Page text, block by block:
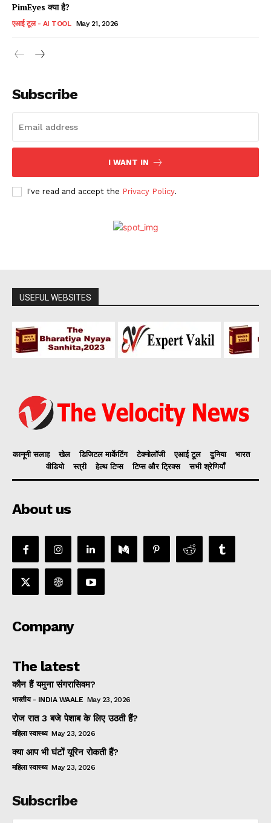
PimEyes क्या है?
एआई टूल - AI TOOL May 21, 2026
Subscribe
I WANT IN
I've read and accept the Privacy Policy.
USEFUL WEBSITES
कानूनी सलाह खेल डिजिटल मार्केटिंग टेक्नोलॉजी एआई टूल दुनिया
भारत
वीडियो
स्त्री हेल्थ टिप्स टिप्स और ट्रिक्स सभी श्रेणियाँ
About us
Company
The latest
कौन हैं यमुना संगरासिवम?
भारतीय - INDIA WAALE May 23, 2026
रोज रात 3 बजे पेशाब के लिए उठती हैं?
महिला स्वास्थ्य May 23, 2026
क्या आप भी घंटों यूरिन रोकती हैं?
महिला स्वास्थ्य May 23, 2026
Subscribe